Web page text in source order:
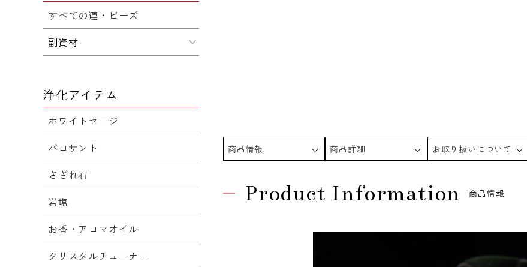
商品情報 商品詳細 お取り扱いについて
Product Information 商品情報
すべての連・ビーズ
副資材
浄化アイテム
ホワイトセージ
パロサント
さざれ石
岩塩
お香・アロマオイル
クリスタルチューナー